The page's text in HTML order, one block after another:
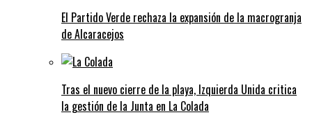
El Partido Verde rechaza la expansión de la macrogranja
de Alcaracejos
Tras el nuevo cierre de la playa, Izquierda Unida critica
la gestión de la Junta en La Colada